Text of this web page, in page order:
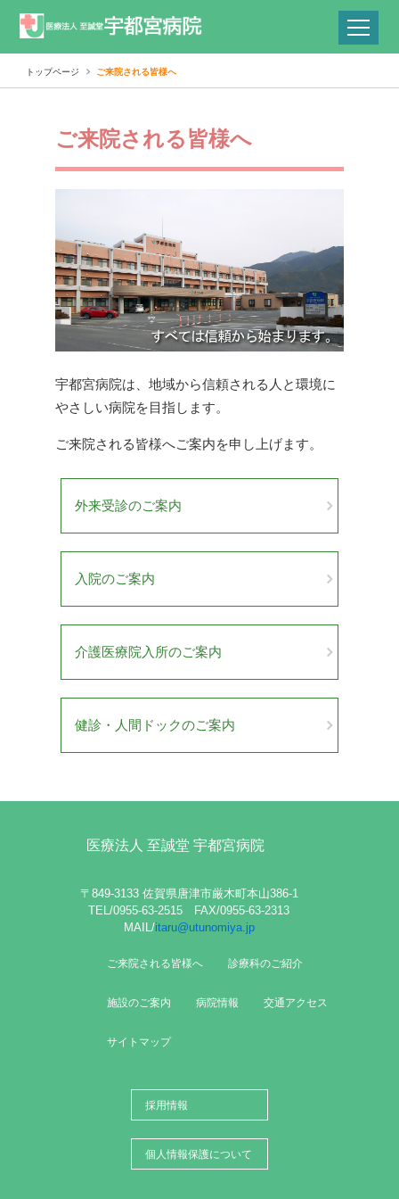
トップページ ご来院される皆様へ
ご来院される皆様へ
宇都宮病院は、地域から信頼される人と環境に
やさしい病院を目指します。
ご来院される皆様へご案内を申し上げます。
外来受診のご案内
入院のご案内
介護医療院入所のご案内
健診・人間ドックのご案内
医療法人 至誠堂 宇都宮病院
〒849-3133 佐賀県唐津市厳木町本山386-1
TEL/0955-63-2515 FAX/0955-63-2313
MAIL/itaru@utunomiya.jp
ご来院される皆様へ 診療科のご紹介
施設のご案内 病院情報 交通アクセス
サイトマップ
採用情報
個人情報保護について